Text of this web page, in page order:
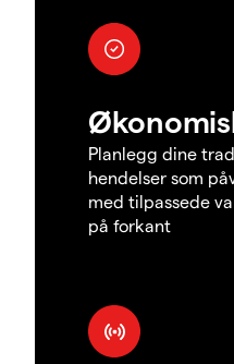
Planlegg dine
hendelser som
med tilpassede
på forkant